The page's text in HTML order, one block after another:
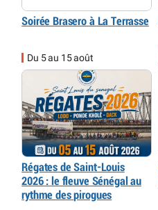
Soirée Brasero à La Terrasse
Du 5 au 15 août
Régates de Saint-Louis
2026 : le fleuve Sénégal au
rythme des pirogues